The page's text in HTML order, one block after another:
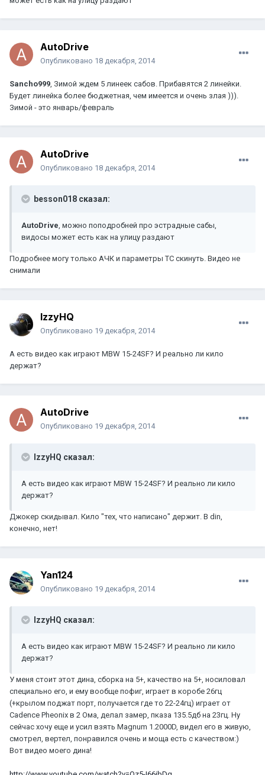
AutoDrive
Опубликовано 18 декабря, 2014
Sancho999, Зимой ждем 5 линеек сабов. Прибавятся 2 линейки.
Будет линейка более бюджетная, чем имеется и очень злая ))).
Зимой - это январь/февраль
AutoDrive
Опубликовано 18 декабря, 2014
besson018 сказал:
AutoDrive, можно поподробней про эстрадные сабы,
видосы может есть как на улицу раздают
Подробнее могу только АЧК и параметры ТС скинуть. Видео не
снимали
IzzyHQ
Опубликовано 19 декабря, 2014
А есть видео как играют MBW 15-24SF? И реально ли кило
держат?
AutoDrive
Опубликовано 19 декабря, 2014
IzzyHQ сказал:
А есть видео как играют MBW 15-24SF? И реально ли кило
держат?
Джокер скидывал. Кило "тех, что написано" держит. В din,
конечно, нет!
Yan124
Опубликовано 19 декабря, 2014
IzzyHQ сказал:
А есть видео как играют MBW 15-24SF? И реально ли кило
держат?
У меня стоит этот дина, сборка на 5+, качество на 5+, носиловал
специально его, и ему вообще пофиг, играет в коробе 26гц
(+крылом поджат порт, получается где то 22-24гц) играет от
Cadence Pheonix в 2 Ома, делал замер, пказа 135.5дб на 23гц. Ну
сейчас хочу еще и усил взять Magnum 1.2000D, видел его в живую,
смотрел, вертел, понравился очень и моща есть с качеством:)
Вот видео моего дина!